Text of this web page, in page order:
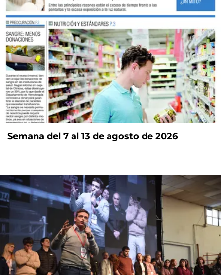
Semana del 7 al 13 de agosto de 2026